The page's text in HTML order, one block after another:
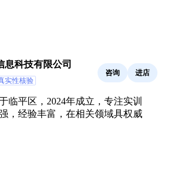
息科技有限公司
实性核验
咨询 进店
临平区，2024年成立，专注实训
，经验丰富，在相关领域具权威